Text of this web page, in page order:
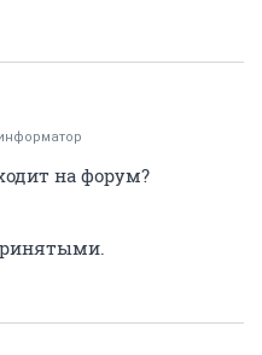
на форум?